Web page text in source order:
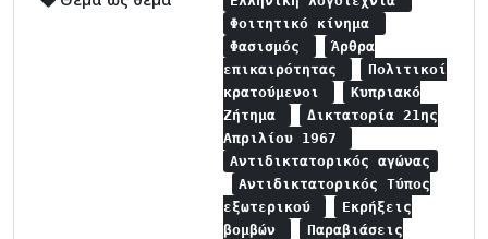
Φοιτητικό κίνημα
Φασισμός
Άρθρα
επικαιρότητας
Πολιτικοί
κρατούμενοι
Κυπριακό
Ζήτημα
Δικτατορία 21ης
Απριλίου 1967
Αντιδικτατορικός αγώνας
Αντιδικτατορικός Τύπος
εξωτερικού
Εκρήξεις
βομβών
Παραβιάσεις